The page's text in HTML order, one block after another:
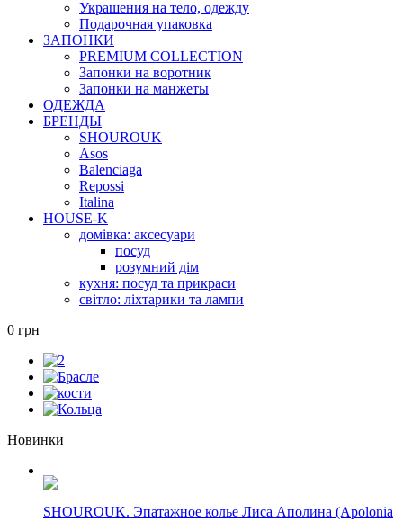
Украшения на тело, одежду
Подарочная упаковка
ЗАПОНКИ
PREMIUM COLLECTION
Запонки на воротник
Запонки на манжеты
ОДЕЖДА
БРЕНДЫ
SHOUROUK
Asos
Balenciaga
Repossi
Italina
HOUSE-K
домівка: аксесуари
посуд
розумний дім
кухня: посуд та прикраси
світло: ліхтарики та лампи
0 грн
Новинки
SHOUROUK. Эпатажное колье Лиса Аполина (Apolonia